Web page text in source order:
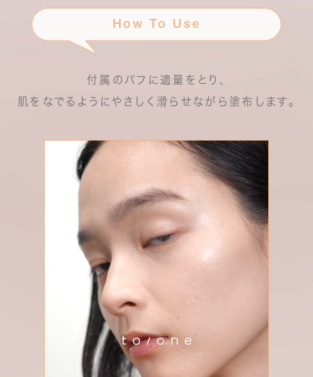
How To Use
付属のパフに適量をとり、
肌をなでるようにやさしく滑らせながら塗布します。